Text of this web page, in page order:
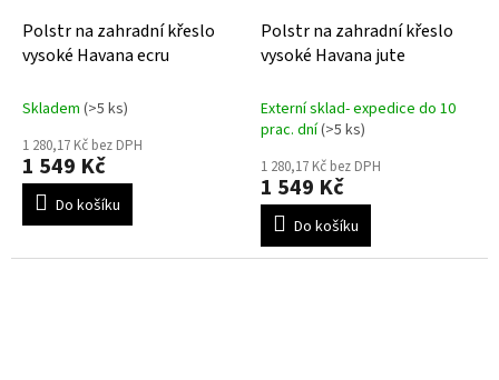
Polstr na zahradní křeslo
vysoké Havana ecru
Skladem (>5 ks)
1 280,17 Kč bez DPH
1 549 Kč
Do košíku
Polstr na zahradní křeslo
vysoké Havana jute
Externí sklad- expedice do 10
prac. dní(>5 ks)
1 280,17 Kč bez DPH
1 549 Kč
Do košíku